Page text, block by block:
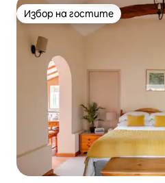
Избор на гостите
Избор на гостите